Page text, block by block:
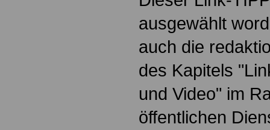
ausgewählt
auch die
des Kapitels
und Video" im
öffentlichen